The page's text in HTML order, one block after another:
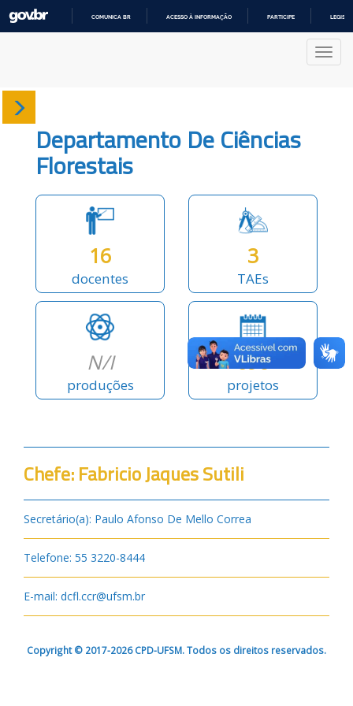
COMUNICA BR ACESSO À INFORMAÇÃO PARTICIPE
Sobre
Docentes
Produções
Departamento De Ciências
Florestais
16
docentes
3
TAEs
N/I
produções
690
projetos
Chefe: Fabricio Jaques Sutili
Secretário(a): Paulo Afonso De Mello Correa
Telefone: 55 3220-8444
E-mail: dcfl.ccr@ufsm.br
Copyright © 2017-2026 CPD-UFSM. Todos os direitos reservados.